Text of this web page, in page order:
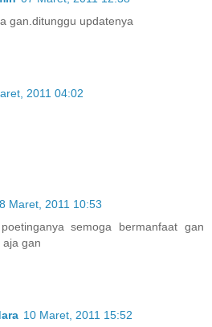
gan.ditunggu updatenya
2011 04:02
Maret, 2011 10:53
semoga bermanfaat gan
aja gan
10 Maret, 2011 15:52